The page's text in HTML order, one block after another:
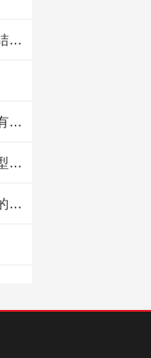
全自动抗折抗压一体机如何保证测试结果的准确性？
花蝶直播下载安装混合料车辙试验机有何作用？具体是用来干什么的？
花蝶直播下载安装混合料车辙试样成型机是道路工程质量的守护者
低温延伸仪能评估材料在低温环境下的力学性能和变形行为